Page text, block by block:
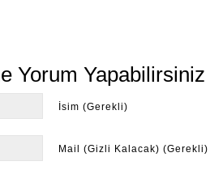
Yorum Yapabilirsiniz
İsim (Gerekli)
Mail (Gizli Kalacak) (Gerekli)